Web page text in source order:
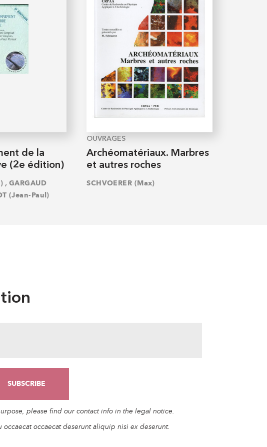
de la
(2e édition)
, GARGAUD
(Jean-Paul)
OUVRAGES
Archéomatériaux. Marbres
et autres roches
SCHVOERER (Max)
please find our contact info in the legal notice.
occaecat deserunt aliquip nisi ex deserunt.